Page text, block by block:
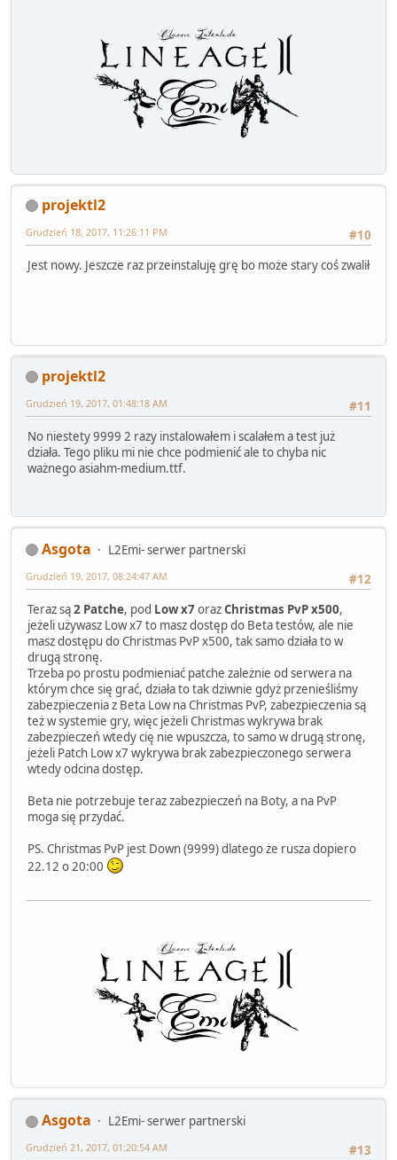
projektl2
#10
Grudzień 18, 2017, 11:26:11 PM
Jest nowy. Jeszcze raz przeinstaluję grę bo może stary coś zwalił
projektl2
#11
Grudzień 19, 2017, 01:48:18 AM
No niestety 9999 2 razy instalowałem i scalałem a test już
działa. Tego pliku mi nie chce podmienić ale to chyba nic
ważnego asiahm-medium.ttf.
Asgota
L2Emi- serwer partnerski
#12
Grudzień 19, 2017, 08:24:47 AM
Teraz są2 Patche, pod Low x7orazChristmas PvP x500,
jeżeli używasz Low x7 to masz dostęp do Beta testów, ale nie
masz dostępu do Christmas PvP x500, tak samo działa to w
drugą stronę.
Trzeba po prostu podmieniać patche zależnie od serwera na
którym chce się grać, działa to tak dziwnie gdyż przenieśliśmy
zabezpieczenia z Beta Low na Christmas PvP, zabezpieczenia są
też w systemie gry, więc jeżeli Christmas wykrywa brak
zabezpieczeń wtedy cię nie wpuszcza, to samo w drugą stronę,
jeżeli Patch Low x7 wykrywa brak zabezpieczonego serwera
wtedy odcina dostęp.
Beta nie potrzebuje teraz zabezpieczeń na Boty, a na PvP
moga się przydać.
PS. Christmas PvP jest Down (9999) dlatego że rusza dopiero
22.12 o 20:00
Asgota
L2Emi- serwer partnerski
#13
Grudzień 21, 2017, 01:20:54 AM